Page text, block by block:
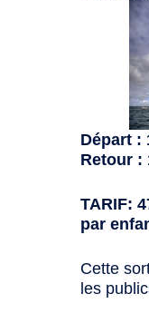
Départ :
Retour :
TARIF:
par
Cette
les